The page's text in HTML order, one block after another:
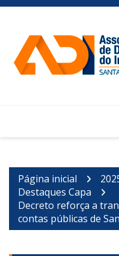
Ir
conteúdo
Página inicial
Destaques Capa
Decreto reforça a
contas públicas de